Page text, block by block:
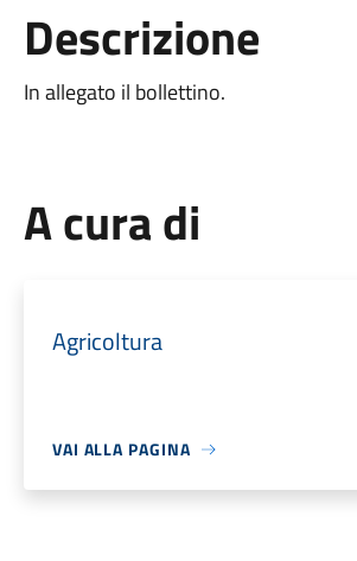
Descrizione
In allegato il bollettino.
A cura di
Agricoltura
VAI ALLA PAGINA